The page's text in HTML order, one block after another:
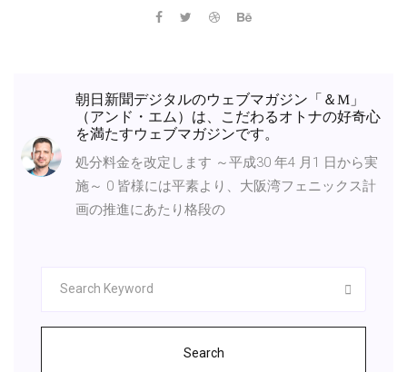
朝日新聞デジタルのウェブマガジン「＆M」
（アンド・エム）は、こだわるオトナの好奇心
を満たすウェブマガジンです。
処分料金を改定します ～平成30 年4 月1 日から実
施～ 0 皆様には平素より、大阪湾フェニックス計
画の推進にあたり格段の
Search